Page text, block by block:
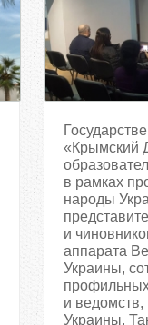
«Крымский
в рамках
народы
и
аппарата
Украины,
и ведомств,
Украины.